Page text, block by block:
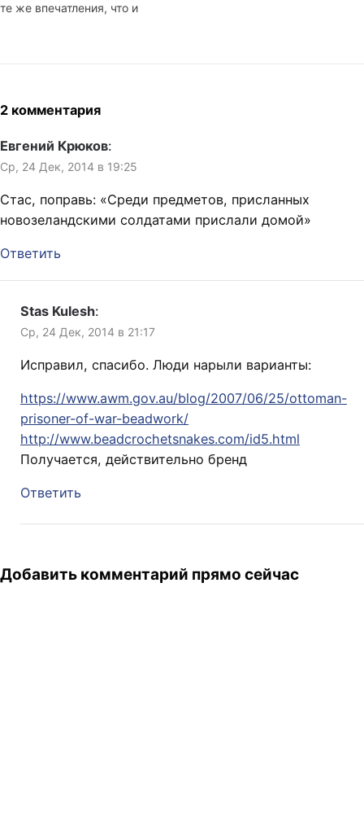
те же впечатления, что и
примерно так говорил
Шрек. Слова напрочь
американского
мультперсонажа отлично
ложатся на постсоветскую
Каждому социальному
слою свои медеведи. На…
2 комментария
Евгений Крюков:
Ср, 24 Дек, 2014 в 19:25
Стас, поправь: «Среди предметов, присланных
новозеландскими солдатами прислали домой»
Ответить
Stas Kulesh:
Ср, 24 Дек, 2014 в 21:17
Исправил, спасибо. Люди нарыли варианты:
https://www.awm.gov.au/blog/2007/06/25/ottoman-
prisoner-of-war-beadwork/
http://www.beadcrochetsnakes.com/id5.html
Получается, действительно бренд
Ответить
Добавить комментарий прямо сейчас